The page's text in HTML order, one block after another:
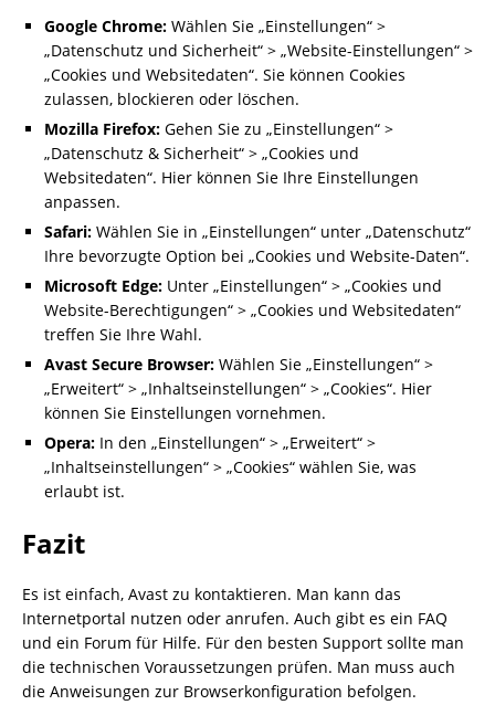
Google Chrome: Wählen Sie „Einstellungen“ >
„Datenschutz und Sicherheit“ > „Website-Einstellungen“ >
„Cookies und Websitedaten“. Sie können Cookies
zulassen, blockieren oder löschen.
Mozilla Firefox: Gehen Sie zu „Einstellungen“ >
„Datenschutz & Sicherheit“ > „Cookies und
Websitedaten“. Hier können Sie Ihre Einstellungen
anpassen.
Safari: Wählen Sie in „Einstellungen“ unter „Datenschutz“
Ihre bevorzugte Option bei „Cookies und Website-Daten“.
Microsoft Edge: Unter „Einstellungen“ > „Cookies und
Website-Berechtigungen“ > „Cookies und Websitedaten“
treffen Sie Ihre Wahl.
Avast Secure Browser: Wählen Sie „Einstellungen“ >
„Erweitert“ > „Inhaltseinstellungen“ > „Cookies“. Hier
können Sie Einstellungen vornehmen.
Opera: In den „Einstellungen“ > „Erweitert“ >
„Inhaltseinstellungen“ > „Cookies“ wählen Sie, was
erlaubt ist.
Fazit
Es ist einfach, Avast zu kontaktieren. Man kann das
Internetportal nutzen oder anrufen. Auch gibt es ein FAQ
und ein Forum für Hilfe. Für den besten Support sollte man
die technischen Voraussetzungen prüfen. Man muss auch
die Anweisungen zur Browserkonfiguration befolgen.